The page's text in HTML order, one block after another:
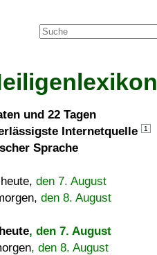
und 22 Tagen
Internetquelle
1
Sprache
den 7. August
den 8. August
, den 7. August
, den 8. August